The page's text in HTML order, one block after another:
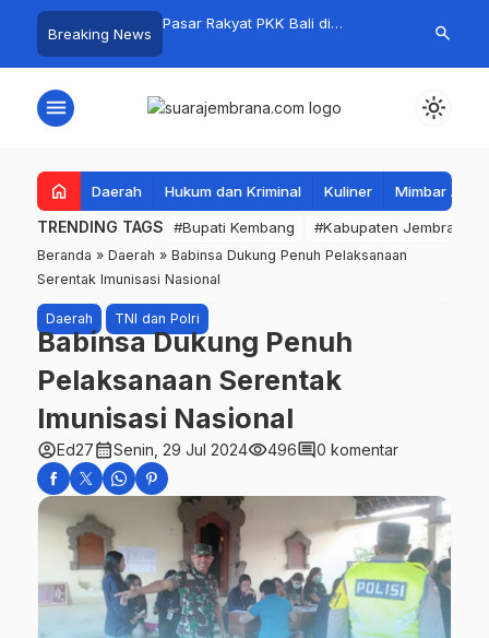
Breaking News
1 Resmi Digelar
Pasar Rakyat PKK Bali di
Tembus Rp.672 Juta Sehari
Kelola
Apresiasi
Mandala
search
menu light_mode
home Daerah Hukum dan Kriminal Kuliner Mimbar
TRENDING TAGS #Bupati Kembang #Kabupaten Jembrana
Beranda » Daerah » Babinsa Dukung Penuh Pelaksanaan
Serentak Imunisasi Nasional
Daerah TNI dan Polri
Babinsa Dukung Penuh
Pelaksanaan Serentak
Imunisasi Nasional
account_circleEd27calendar_monthSenin, 29 Jul 2024visibility496comment0 komentar